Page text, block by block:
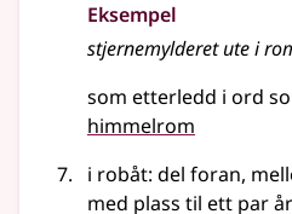
Eksempel
stjernemylderet ute i
som etterledd i ord
himmelrom
i robåt: del foran,
med plass til ett par